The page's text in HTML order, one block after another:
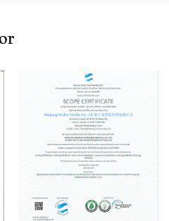
600 Toyota Air Jet Booms,
máquina de dibujo
una máquina de enrollamiento
máquina de
alemán, una máquina de
de Suiza Benninger, un
de aire estadounidenses
y un buen servicio,